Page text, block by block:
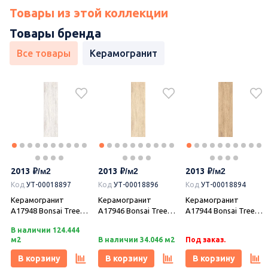
Товары из этой коллекции
Товары бренда
Все товары Керамогранит
2013
Код УТ-00018897
Керамогранит
A17948 Bonsai Tree
рельеф 21,8х89,8,
Cersanit
В наличии 124.444
м2
В корзину
2013
Код УТ-00018896
Керамогранит
A17946 Bonsai Tree
В наличии 34.046 м2
В корзину
2013
Код УТ-00018894
Керамогранит
A17944 Bonsai Tree
Cersanit
Под заказ.
В корзину